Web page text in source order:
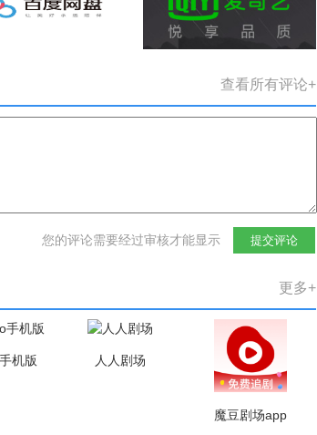
查看所有评论+
您的评论需要经过审核才能显示 提交评论
更多+
机版 人人剧场
魔豆剧场app